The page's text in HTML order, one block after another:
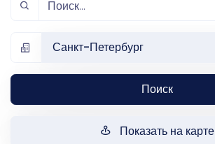
Санкт-Петербург
Поиск
Показать на карте